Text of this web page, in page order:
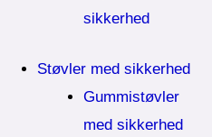
sikkerhed
Støvler med sikkerhed
Gummistøvler
med sikkerhed